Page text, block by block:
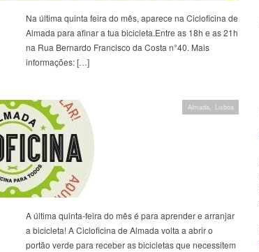
Na última quinta feira do mês, aparece na Cicloficina de
Almada para afinar a tua bicicleta.Entre as 18h e as 21h
na Rua Bernardo Francisco da Costa n°40. Mais
informações: […]
A última quinta-feira do mês é para aprender e arranjar
a bicicleta! A Cicloficina de Almada volta a abrir o
portão verde para receber as bicicletas que necessitem
Almada, Lisboa